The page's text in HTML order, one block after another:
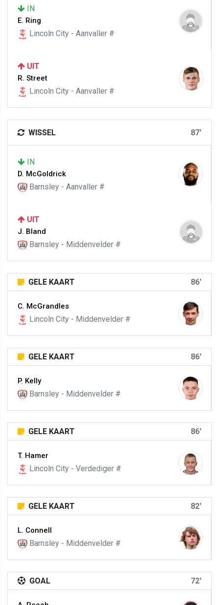
IN
E. Ring
Lincoln City - Aanvaller #
UIT
R. Street
Lincoln City - Aanvaller #
WISSEL 87'
IN
D. McGoldrick
Barnsley - Aanvaller #
UIT
J. Bland
Barnsley - Middenvelder #
GELE KAART 86'
C. McGrandles
Lincoln City - Middenvelder #
GELE KAART 86'
P. Kelly
Barnsley - Middenvelder #
GELE KAART 86'
T. Hamer
Lincoln City - Verdediger #
GELE KAART 82'
L. Connell
Barnsley - Middenvelder #
GOAL 72'